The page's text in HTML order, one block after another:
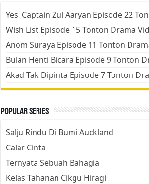
Yes! Captain Zul Aaryan Episode 22
Wish List Episode 15 Tonton Drama
Anom Suraya Episode 11 Tonton
Bulan Henti Bicara Episode 9 Tonton
Akad Tak Dipinta Episode 7 Tonton
Popular Series
Salju Rindu Di Bumi Auckland
Calar Cinta
Ternyata Sebuah Bahagia
Kelas Tahanan Cikgu Hiragi